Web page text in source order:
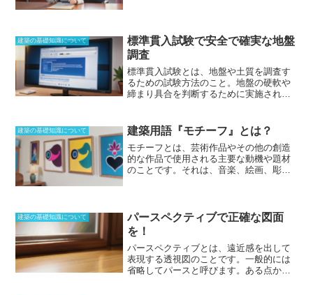
建物に地震や風などで力がかかったとき
に、抵抗できる応力を持っていれば、耐
えられる建物であると言える。
引っ張り、圧縮、せん断、曲げなど、さ
まざまな種類がある。構造設計上、応力
はとても重要な要素となっており、建物
方メートル）で表される。
建築の基礎知識について
標準貫入試験で安全で確実な地盤
調査
標準貫入試験とは、地盤や土質を調査す
るための試験方法のこと。地盤の硬軟や
締まり具合を判断するために実施され
製のパイプを挿入してから、所定の重量
のハンマーを落下させる。一定質量にな
っているため、30cmまで打ち込めるまで
の要した打撃階数によって、地盤の質や
状況を知ることができる。重量のある建
のも同じである。戸建てのような場合に
は、そこまでの重量ではないため、簡易
的なスウェーデン式サウンディング試験
が用いられることが多い。
建築の基礎知識について 建築用語『モチーフ』とは？
モチーフとは、芸術作品やその他の創造
的な作品で使用される主要な動機や題材
のことです。それは、音楽、絵画、彫
ら由来することがよくあります。例え
ば、風景画では、木々、花、川などのモ
チーフがよく使われます。また、人物画
では、顔、手、足などのモチーフがよく
使われます。モティーフは、しばしば象
徴的に使用され、特定のアイデアや感情
建築の基礎知識について
パースペクティブで正確な図面
を！
パースペクティブとは、遠近感を出して
表現する透視図のことです。一般的には
省略してパースと呼びます。ある点から